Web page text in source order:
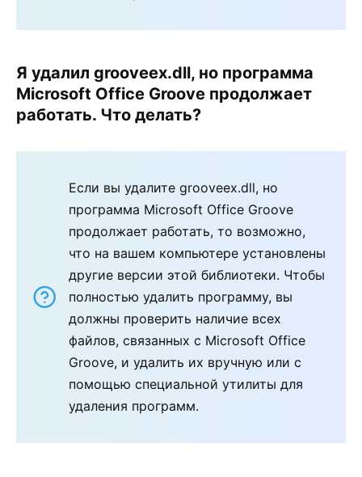
Я удалил grooveex.dll, но программа
Microsoft Office Groove продолжает
работать. Что делать?
Если вы удалите grooveex.dll, но
программа Microsoft Office Groove
продолжает работать, то возможно,
что на вашем компьютере установлены
другие версии этой библиотеки. Чтобы
полностью удалить программу, вы
должны проверить наличие всех
файлов, связанных с Microsoft Office
Groove, и удалить их вручную или с
помощью специальной утилиты для
удаления программ.